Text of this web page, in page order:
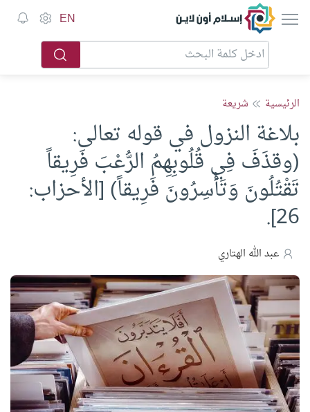
إسلام أون لاين EN
الرئيسية شريعة
بلاغة النزول في قوله تعالى:
(وقذَفَ فِي قُلُوبِهِمُ الرُّعْبَ فَرِيقاً
تَقْتُلُونَ وَتَأْسِرُونَ فَرِيقاً) [الأحزاب:
26].
عبد الله الهتاري